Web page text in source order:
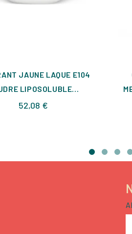
JAUNE LAQUE E104
LIPOSOLUBLE...
52,08 €